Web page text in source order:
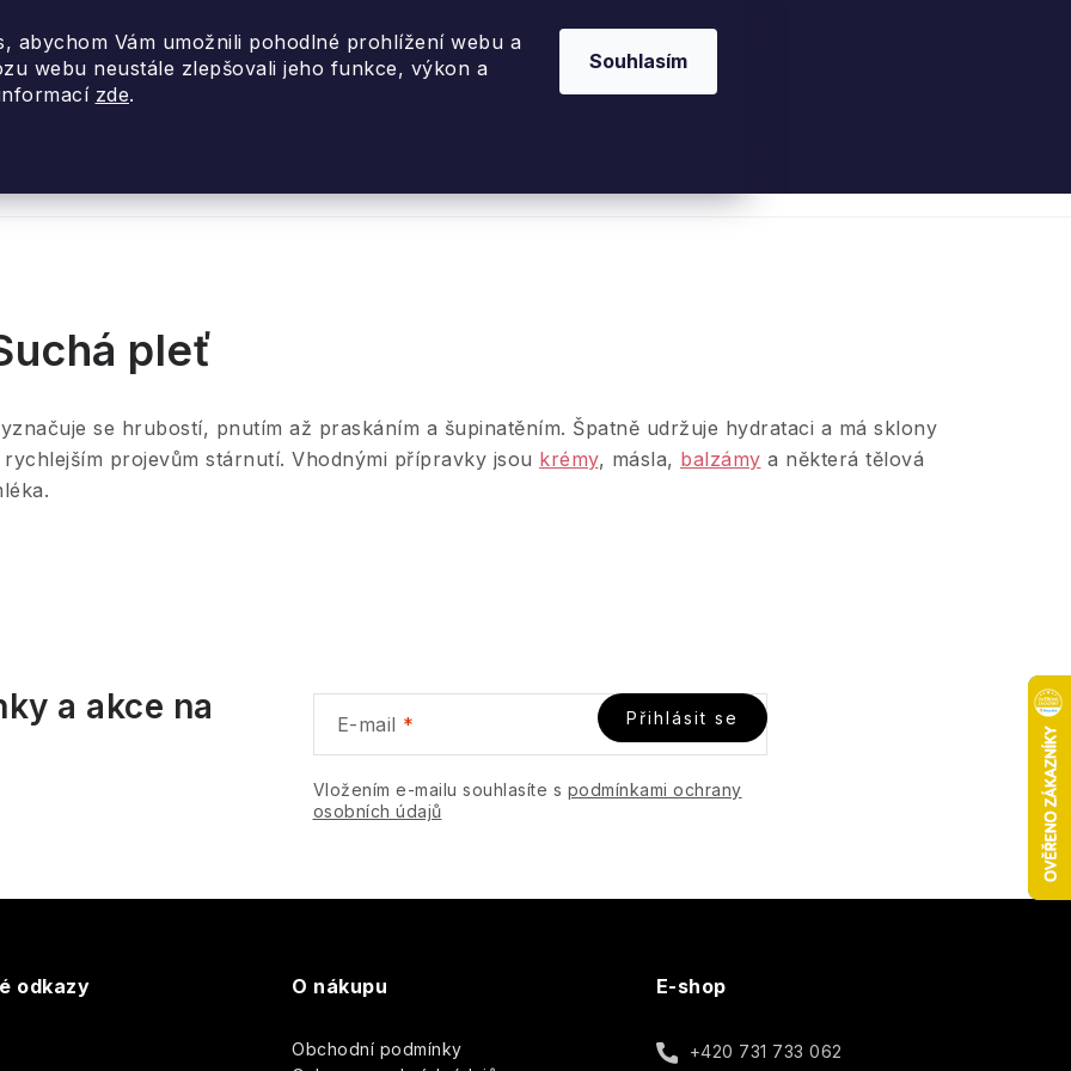
abychom Vám umožnili pohodlné prohlížení webu a
webu neustále zlepšovali jeho funkce, výkon a
zde.
Souhlasím
pleť
se hrubostí, pnutím až praskáním a šupinatěním. Špatně udržuje hydrataci a má sklony
rychlejším projevům stárnutí. Vhodnými přípravky jsou krémy, másla, balzámy a některá tělová
a akce na E-mail
Vložením e-mailu souhlasíte s podmínkami ochrany
osobních údajů
Přihlásit se
odkazy O nákupu
Obchodní podmínky
E-shop
+420 731 733 062